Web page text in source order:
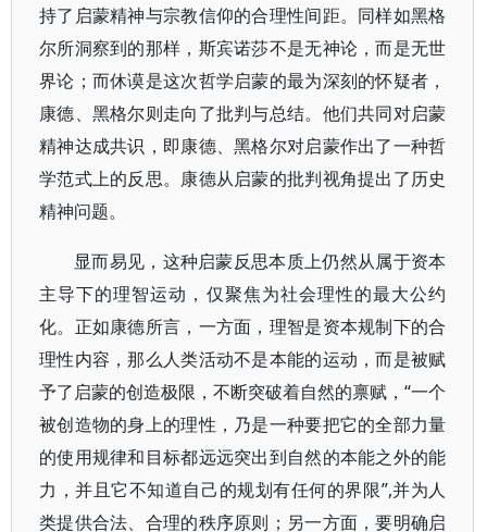
持了启蒙精神与宗教信仰的合理性间距。同样如黑格
尔所洞察到的那样，斯宾诺莎不是无神论，而是无世
界论；而休谟是这次哲学启蒙的最为深刻的怀疑者，
康德、黑格尔则走向了批判与总结。他们共同对启蒙
精神达成共识，即康德、黑格尔对启蒙作出了一种哲
学范式上的反思。康德从启蒙的批判视角提出了历史
精神问题。
显而易见，这种启蒙反思本质上仍然从属于资本
主导下的理智运动，仅聚焦为社会理性的最大公约
化。正如康德所言，一方面，理智是资本规制下的合
理性内容，那么人类活动不是本能的运动，而是被赋
予了启蒙的创造极限，不断突破着自然的禀赋，“一个
被创造物的身上的理性，乃是一种要把它的全部力量
的使用规律和目标都远远突出到自然的本能之外的能
力，并且它不知道自己的规划有任何的界限”,并为人
类提供合法、合理的秩序原则；另一方面，要明确启